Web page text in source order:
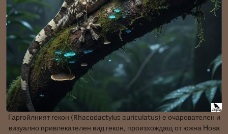
Гаргойлният гекон (Rhacodactylus auriculatus) е очарователен и
визуално привлекателен вид гекон, произхождащ от южна Нова